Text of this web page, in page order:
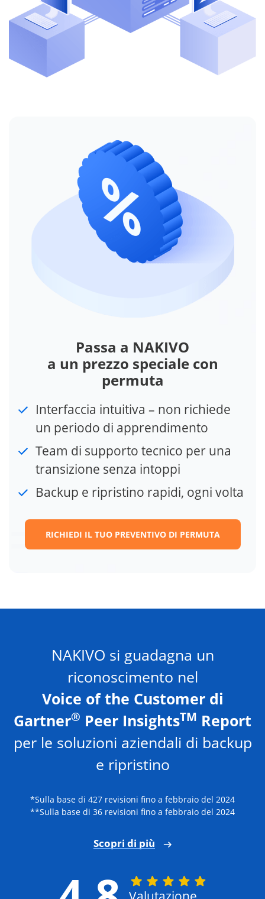
Passa a NAKIVO
a un prezzo speciale con
permuta
Interfaccia intuitiva – non richiede
un periodo di apprendimento
Team di supporto tecnico per una
transizione senza intoppi
Backup e ripristino rapidi, ogni volta
RICHIEDI IL TUO PREVENTIVO DI PERMUTA
NAKIVO si guadagna un
riconoscimento nel
Voice of the Customer di
Gartner® Peer InsightsTM Report
per le soluzioni aziendali di backup
e ripristino
*Sulla base di 427 revisioni fino a febbraio del 2024
**Sulla base di 36 revisioni fino a febbraio del 2024
Scopri di più